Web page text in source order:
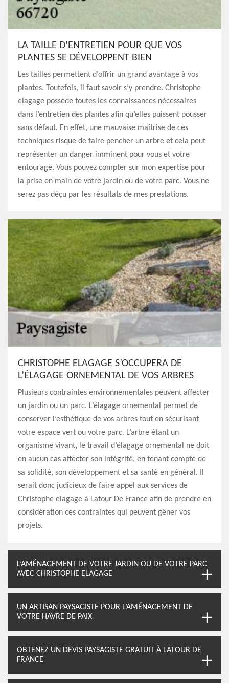
LA TAILLE D’ENTRETIEN POUR QUE VOS
PLANTES SE DÉVELOPPENT BIEN
Les tailles permettent d’offrir un grand avantage à vos
plantes. Toutefois, il faut savoir s’y prendre. Christophe
elagage possède toutes les connaissances nécessaires
dans l’entretien des plantes afin qu’elles puissent pousser
sans défaut. En effet, une mauvaise maîtrise de ces
techniques risque de faire pencher un arbre et cela peut
représenter un danger imminent pour vous et votre
entourage. Vous pouvez compter sur mon expertise pour
la prise en main de votre jardin ou de votre parc. Vous ne
serez pas déçu par les résultats de mes prestations.
CHRISTOPHE ELAGAGE S’OCCUPERA DE
L’ÉLAGAGE ORNEMENTAL DE VOS ARBRES
Plusieurs contraintes environnementales peuvent affecter
un jardin ou un parc. L’élagage ornemental permet de
conserver l’esthétique de vos arbres tout en sécurisant
votre espace vert ou votre parc. L’arbre étant un
organisme vivant, le travail d’élagage ornemental ne doit
en aucun cas affecter son intégrité, en tenant compte de
sa solidité, son développement et sa santé en général. Il
serait donc judicieux de faire appel aux services de
Christophe elagage à Latour De France afin de prendre en
considération ces contraintes qui peuvent gêner vos
projets.
L’AMÉNAGEMENT DE VOTRE JARDIN OU DE VOTRE PARC
AVEC CHRISTOPHE ELAGAGE
UN ARTISAN PAYSAGISTE POUR L’AMÉNAGEMENT DE
VOTRE HAVRE DE PAIX
OBTENEZ UN DEVIS PAYSAGISTE GRATUIT À LATOUR DE
FRANCE